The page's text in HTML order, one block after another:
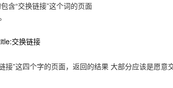
含“交换链接”这个词的页面
交换链接
接”这四个字的页面，返回的结果 大部分应该是愿意